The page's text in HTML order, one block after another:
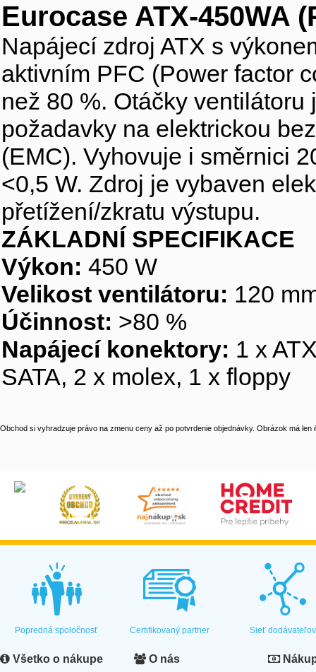
Eurocase ATX-450WA
Napájecí zdroj ATX s
aktivním PFC (Power factor
než 80 %. Otáčky
požadavky na elektrickou
(EMC). Vyhovuje i směrnici
<0,5 W. Zdroj je vybaven
přetížení/zkratu výstupu.
ZÁKLADNÍ SPECIFIKACE
Výkon: 450 W
Velikost ventilátoru: 120
Účinnost: >80 %
Napájecí konektory: 1 x
SATA, 2 x molex, 1 x floppy
Obchod si vyhradzuje právo na zmenu ceny až po potvrdenie objednávky. Obrázok má len
Popredná spoločnosť Certifikovaný partner Sieť dodávateľov
Všetko o nákupe O nás